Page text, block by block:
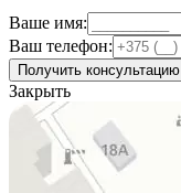
Ваше имя:
Ваш телефон:
Получить консультацию
Закрыть